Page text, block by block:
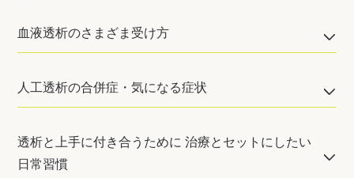
血液透析のさまざま受け方
人工透析の合併症・気になる症状
透析と上手に付き合うために 治療とセットにしたい
日常習慣